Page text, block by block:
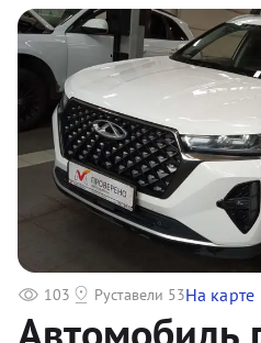
103 Руставели 53На карте